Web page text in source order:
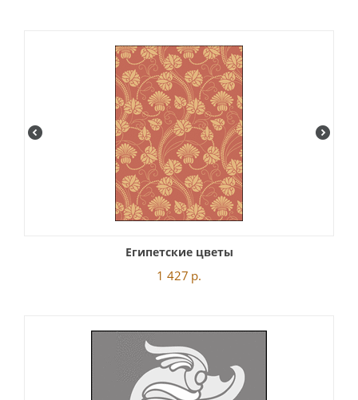
Египетские цветы
1 427 р.